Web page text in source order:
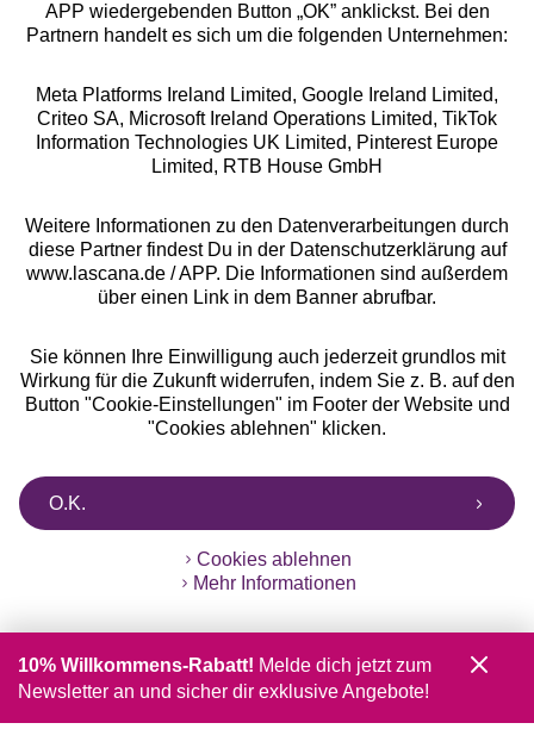
Alle Preise inkl. MwSt., zzgl.
Versandkosten
** Bonität vorausgesetzt, berechtigt zur Bonitätsprüfung
APP wiedergebenden Button „OK” anklickst. Bei den
Partnern handelt es sich um die folgenden Unternehmen:
Meta Platforms Ireland Limited, Google Ireland Limited,
Criteo SA, Microsoft Ireland Operations Limited, TikTok
Information Technologies UK Limited, Pinterest Europe
Limited, RTB House GmbH
Weitere Informationen zu den Datenverarbeitungen durch
diese Partner findest Du in der Datenschutzerklärung auf
www.lascana.de / APP. Die Informationen sind außerdem
über einen Link in dem Banner abrufbar.
Sie können Ihre Einwilligung auch jederzeit grundlos mit
Wirkung für die Zukunft widerrufen, indem Sie z. B. auf den
Button "Cookie-Einstellungen" im Footer der Website und
"Cookies ablehnen" klicken.
O.K.
Cookies ablehnen
Mehr Informationen
10% Willkommens-Rabatt! Melde dich jetzt zum
Newsletter an und sicher dir exklusive Angebote!